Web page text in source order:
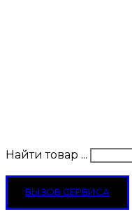
Найти товар ...
ВЫЗОВ СЕРВИСА